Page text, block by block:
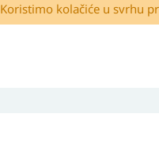
Koristimo kolačiće u svrhu